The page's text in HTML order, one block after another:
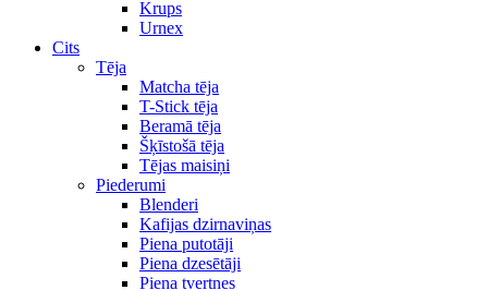
Krups
Urnex
Cits
Tēja
Matcha tēja
T-Stick tēja
Beramā tēja
Šķīstošā tēja
Tējas maisiņi
Piederumi
Blenderi
Kafijas dzirnaviņas
Piena putotāji
Piena dzesētāji
Piena tvertnes